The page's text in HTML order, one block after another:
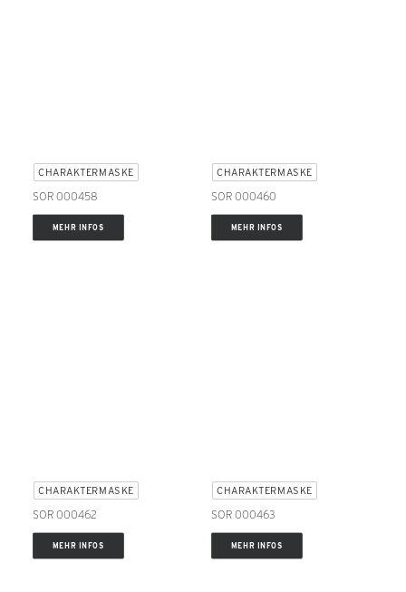
CHARAKTERMASKE
SOR 000458
MEHR INFOS
CHARAKTERMASKE
SOR 000460
MEHR INFOS
CHARAKTERMASKE
SOR 000462
MEHR INFOS
CHARAKTERMASKE
SOR 000463
MEHR INFOS